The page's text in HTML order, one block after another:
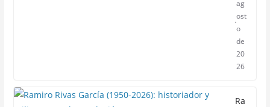
ag
ost
o
de
20
26
Ra